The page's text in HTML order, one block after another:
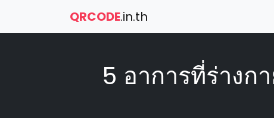
QRCODE.in.th
5 อาการที่ร่าง